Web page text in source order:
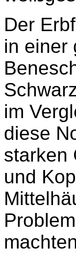
Der
in einer
im
diese
starken
und